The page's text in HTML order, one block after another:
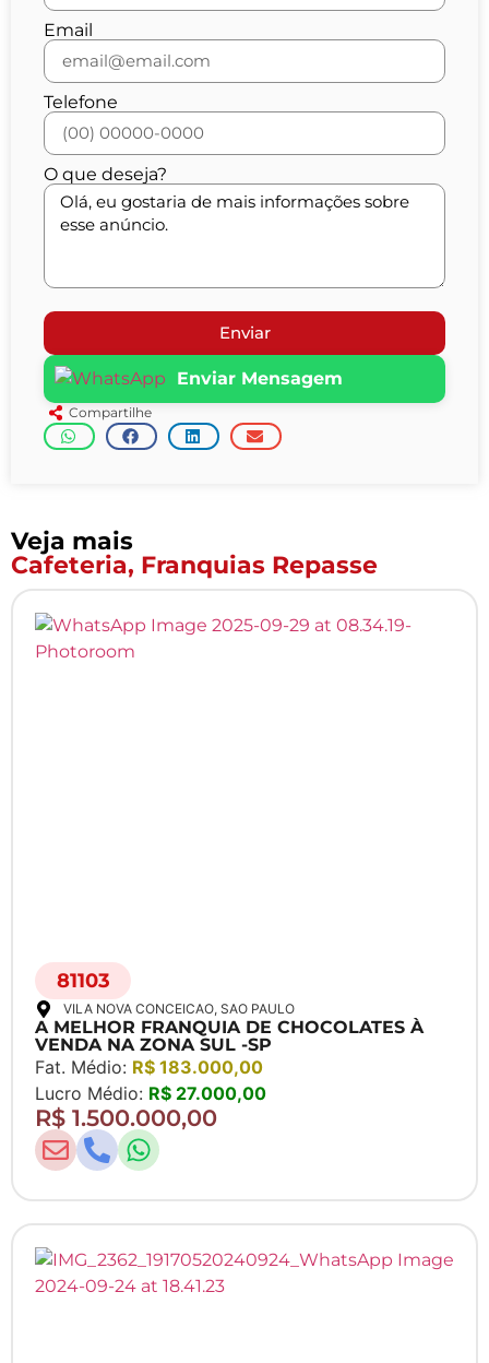
Email
Telefone
O que deseja?
Enviar
Enviar Mensagem
Compartilhe
Veja mais
Cafeteria, Franquias Repasse
81103
VILA NOVA CONCEICAO, SAO PAULO
A MELHOR FRANQUIA DE CHOCOLATES À
VENDA NA ZONA SUL -SP
Fat. Médio: R$ 183.000,00
Lucro Médio: R$ 27.000,00
R$ 1.500.000,00